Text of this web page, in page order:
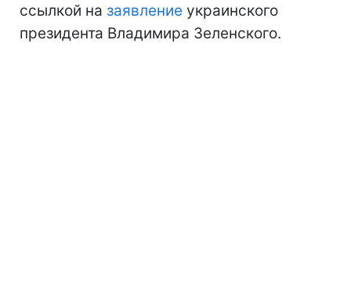
ссылкой на заявление украинского
президента Владимира Зеленского.